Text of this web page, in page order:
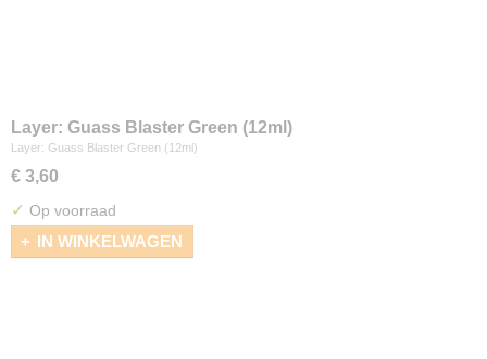
Layer: Guass Blaster Green (12ml)
Layer: Guass Blaster Green (12ml)
€ 3,60
✓ Op voorraad
IN WINKELWAGEN